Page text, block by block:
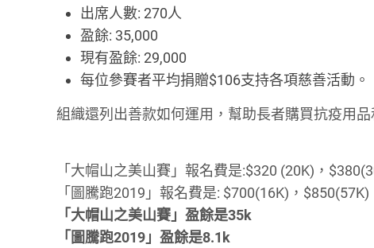
出席人數: 270人
盈餘: 35,000
現有盈餘: 29,000
每位參賽者平均捐贈$106支持各項慈善活動。
組織還列出善款如何運用，幫助長者購買抗疫用
「大帽山之美山賽」報名費是:$320 (20K)，
「圖騰跑2019」報名費是: $700(16K)，
「大帽山之美山賽」盈餘是35k
「圖騰跑2019」盈餘是8.1k